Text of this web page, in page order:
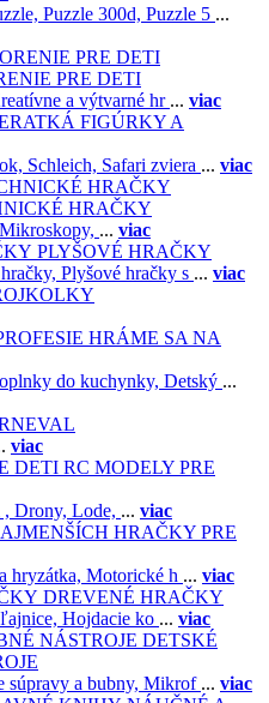
Puzzle 300d, Puzzle 5 ...
PRE DETI
a výtvarné hr ... viac
FIGÚRKY A
Schleich, Safari zviera ... viac
HRAČKY
Mikroskopy, ... viac
PLYŠOVÉ HRAČKY
Plyšové hračky s ... viac
HRÁME SA NA
do kuchynky, Detský ...
viac
RC MODELY PRE
, Drony, Lode, ... viac
HRAČKY PRE
hryzátka, Motorické h ... viac
DREVENÉ HRAČKY
Hojdacie ko ... viac
DETSKÉ
súpravy a bubny, Mikrof ... viac